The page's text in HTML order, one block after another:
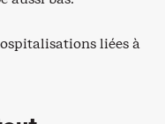
liées à